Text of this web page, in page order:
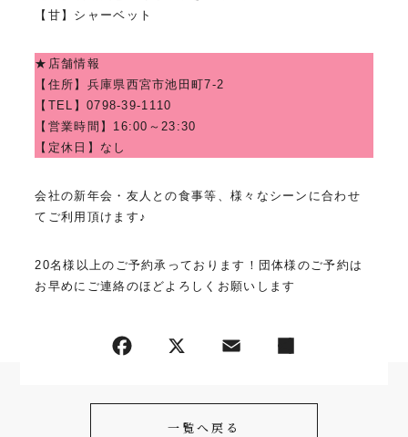
【甘】シャーベット
★店舗情報
【住所】 兵庫県西宮市池田町7-2
【TEL】0798-39-1110
【営業時間】16:00～23:30
【定休日】なし
会社の新年会・友人との食事等、様々なシーンに合わせ
てご利用頂けます♪
20名様以上のご予約承っております！団体様のご予約は
お早めにご連絡のほどよろしくお願いします
一覧へ戻る